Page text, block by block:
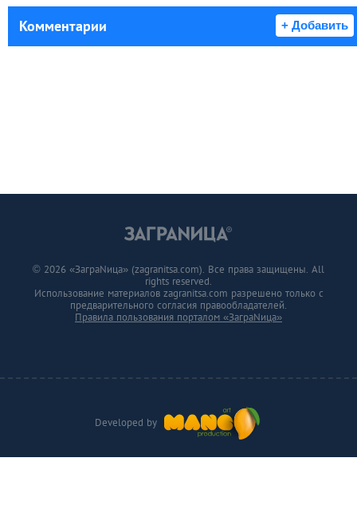
Комментарии + Добавить
Developed by
© 2026 «ЗаграNица» (zagranitsa.com). Все права защищены. All
rights reserved.
Использование материалов zagranitsa.com разрешено только с
предварительного согласия правообладателей.
Правила пользования порталом «ЗаграNица»